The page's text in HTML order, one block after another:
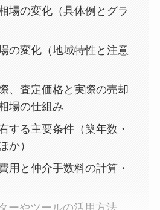
場の変化（具体例とグラ
の変化（地域特性と注意
、査定価格と実際の売却
場の仕組み
する主要条件（築年数・
か）
用と仲介手数料の計算・
ーやツールの活用方法